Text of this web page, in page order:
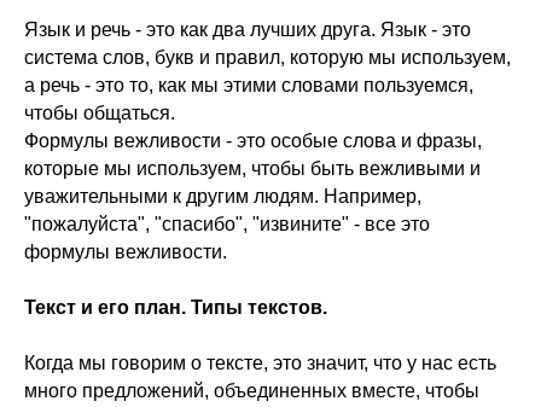
Язык и речь - это как два лучших друга. Язык - это
система слов, букв и правил, которую мы используем,
а речь - это то, как мы этими словами пользуемся,
чтобы общаться.
Формулы вежливости - это особые слова и фразы,
которые мы используем, чтобы быть вежливыми и
уважительными к другим людям. Например,
"пожалуйста", "спасибо", "извините" - все это
формулы вежливости.
Текст и его план. Типы текстов.
Когда мы говорим о тексте, это значит, что у нас есть
много предложений, объединенных вместе, чтобы